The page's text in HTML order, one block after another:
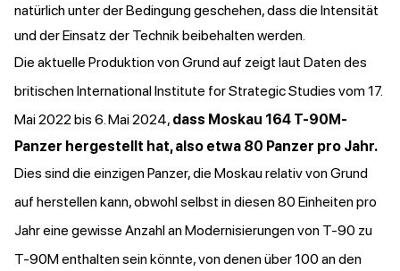
natürlich unter der Bedingung geschehen, dass die Intensität
und der Einsatz der Technik beibehalten werden.
Die aktuelle Produktion von Grund auf zeigt laut Daten des
britischen International Institute for Strategic Studies vom 17.
Mai 2022 bis 6. Mai 2024, dass Moskau 164 T-90M-
Panzer hergestellt hat, also etwa 80 Panzer pro Jahr.
Dies sind die einzigen Panzer, die Moskau relativ von Grund
auf herstellen kann, obwohl selbst in diesen 80 Einheiten pro
Jahr eine gewisse Anzahl an Modernisierungen von T-90 zu
T-90M enthalten sein könnte, von denen über 100 an den